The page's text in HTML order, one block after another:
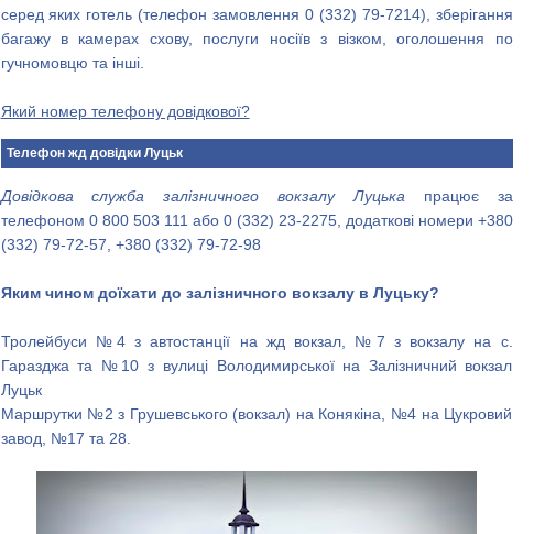
серед яких готель (телефон замовлення 0 (332) 79-7214), зберігання
багажу в камерах схову, послуги носіїв з візком, оголошення по
гучномовцю та інші.
Який номер телефону довідкової?
Телефон жд довідки Луцьк
Довідкова служба залізничного вокзалу Луцька працює за
телефоном 0 800 503 111 або 0 (332) 23-2275, додаткові номери +380
(332) 79-72-57, +380 (332) 79-72-98
Яким чином доїхати до залізничного вокзалу в Луцьку?
Тролейбуси №4 з автостанції на жд вокзал, №7 з вокзалу на с.
Гаразджа та №10 з вулиці Володимирської на Залізничний вокзал
Луцьк
Маршрутки №2 з Грушевського (вокзал) на Конякіна, №4 на Цукровий
завод, №17 та 28.